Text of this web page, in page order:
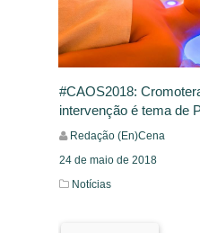
#CAOS2018:
intervenção é tema de
Redação (En)Cena
24 de maio de 2018
Notícias